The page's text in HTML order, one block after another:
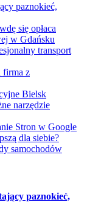
paznokieć,
się opłaca
w Gdańsku
transport
firma z
Bielsk
narzędzie
Stron w Google
dla siebie?
samochodów
paznokieć,